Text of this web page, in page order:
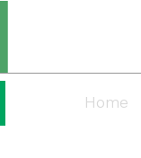
Home